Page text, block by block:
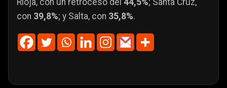
con 39,8%; y Salta, con 35,8%.